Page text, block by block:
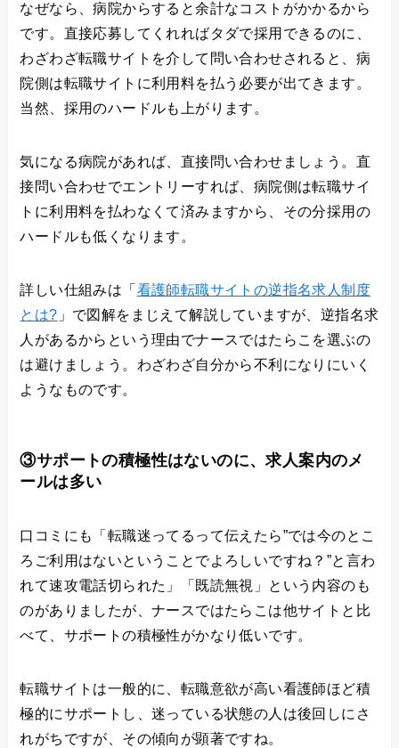
なぜなら、病院からすると余計なコストがかかるから
です。直接応募してくれればタダで採用できるのに、
わざわざ転職サイトを介して問い合わせされると、病
院側は転職サイトに利用料を払う必要が出てきます。
当然、採用のハードルも上がります。
気になる病院があれば、直接問い合わせましょう。直
接問い合わせでエントリーすれば、病院側は転職サイ
トに利用料を払わなくて済みますから、その分採用の
ハードルも低くなります。
詳しい仕組みは「 看護師転職サイトの逆指名求人制度
とは? 」で図解をまじえて解説していますが、逆指名求
人があるからという理由でナースではたらこを選ぶの
は避けましょう。わざわざ自分から不利になりにいく
ようなものです。
③サポートの積極性はないのに、求人案内のメ
ールは多い
口コミにも「転職迷ってるって伝えたら”では今のとこ
ろご利用はないということでよろしいですね？”と言わ
れて速攻電話切られた」「既読無視」という内容のも
のがありましたが、ナースではたらこは他サイトと比
べて、サポートの積極性がかなり低いです。
転職サイトは一般的に、転職意欲が高い看護師ほど積
極的にサポートし、迷っている状態の人は後回しにさ
れがちですが、その傾向が顕著ですね。